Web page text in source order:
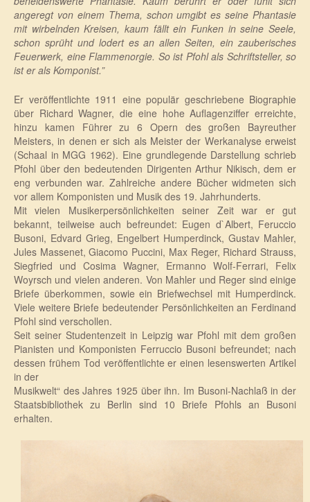
angeregt von einem Thema, schon umgibt es seine Phantasie
mit wirbelnden Kreisen, kaum fällt ein Funken in seine Seele,
schon sprüht und lodert es an allen Seiten, ein zauberisches
Feuerwerk, eine Flammenorgie. So ist Pfohl als Schriftsteller, so
ist er als Komponist.”
Er veröffentlichte 1911 eine populär geschriebene Biographie
über Richard Wagner, die eine hohe Auflagenziffer erreichte,
hinzu kamen Führer zu 6 Opern des großen Bayreuther
Meisters, in denen er sich als Meister der Werkanalyse erweist
(Schaal in MGG 1962). Eine grundlegende Darstellung schrieb
Pfohl über den bedeutenden Dirigenten Arthur Nikisch, dem er
eng verbunden war. Zahlreiche andere Bücher widmeten sich
vor allem Komponisten und Musik des 19. Jahrhunderts.
Mit vielen Musikerpersönlichkeiten seiner Zeit war er gut
bekannt, teilweise auch befreundet: Eugen d`Albert, Feruccio
Busoni, Edvard Grieg, Engelbert Humperdinck, Gustav Mahler,
Jules Massenet, Giacomo Puccini, Max Reger, Richard Strauss,
Siegfried und Cosima Wagner, Ermanno Wolf-Ferrari, Felix
Woyrsch und vielen anderen. Von Mahler und Reger sind einige
Briefe überkommen, sowie ein Briefwechsel mit Humperdinck.
Viele weitere Briefe bedeutender Persönlichkeiten an Ferdinand
Pfohl sind verschollen.
Seit seiner Studentenzeit in Leipzig war Pfohl mit dem großen
Pianisten und Komponisten Ferruccio Busoni befreundet; nach
dessen frühem Tod veröffentlichte er einen lesenswerten Artikel
in der
Musikwelt“ des Jahres 1925 über ihn. Im Busoni-Nachlaß in der
Staatsbibliothek zu Berlin sind 10 Briefe Pfohls an Busoni
erhalten.